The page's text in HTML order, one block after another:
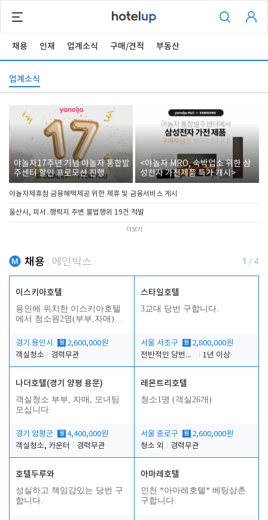
채용 인재 업계소식 구매/견적 부동산
업계소식
야놀자17주년 기념 야놀자 통합발
주센터 할인 프로모션 진행
<야놀자 MRO, 숙박업소 위한 삼
성전자 가전제품 특가 개시>
야놀자제휴점 금융혜택제공 위한 제휴 및 금융서비스 게시
울산시, 피서․행락지 주변 불법행위 19건 적발
더보기
채용 메인박스 1 / 4
이스키아호텔
용인에 위치한 이스키아호텔
에서 청소원2명(부부,자매)을
경기 용인시
월 2,600,000원
객실청소
경력무관
스타일호텔
3교대 당번 구합니다.
서울 서초구 월 2,800,000원
전반적인 당번업무
1년 이상
나더호텔(경기 양평 용문)
객실청소 부부, 자매, 모녀팀
모십니다.
경기 양평군 월 4,400,000원
객실청소, 카운터
경력무관
레몬트리호텔
청소1명 (객실26개)
서울 종로구 월 2,600,000원
청소 외
경력무관
호텔두루와
성실하고 책임감있는 당번 구
합니다.
아마레호텔
인천 *아마레호텔* 베팅삼촌
구합니다.